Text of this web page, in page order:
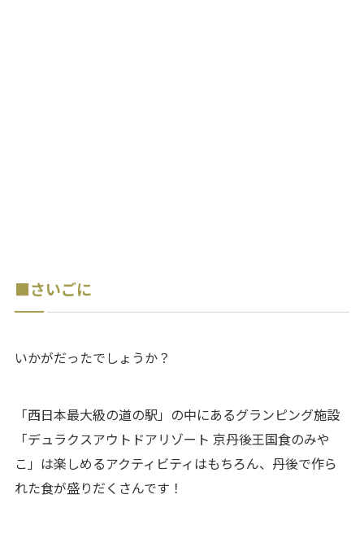
■さいごに
いかがだったでしょうか？
「西日本最大級の道の駅」の中にあるグランピング施設
「デュラクスアウトドアリゾート 京丹後王国食のみや
こ」は楽しめるアクティビティはもちろん、丹後で作ら
れた食が盛りだくさんです！